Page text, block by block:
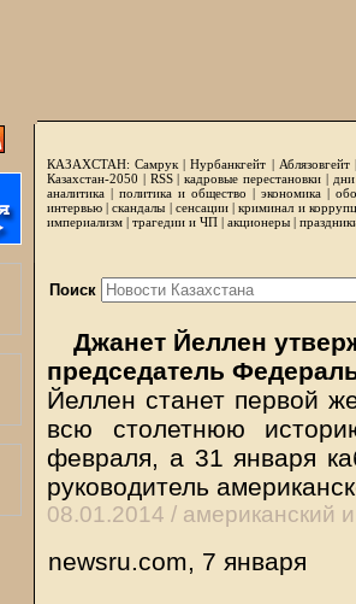
КАЗАХСТАН: Самрук |Нурбанкгейт | Аблязовгейт
Казахстан-2050 | RSS|кадровые перестановки|
аналитика | политика и общество | экономика |
интервью |скандалы | сенсации|криминал и
империализм | трагедии и ЧП | акционеры |
Поиск
Джанет Йеллен
председатель
Йеллен станет первой
всю столетнюю
февраля, а 31 января
руководитель
08.01.2014 / американский
newsru.com, 7 января